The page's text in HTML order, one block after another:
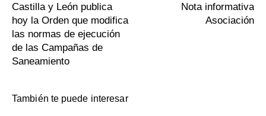
Castilla y León publica
hoy la Orden que modifica
las normas de ejecución
de las Campañas de
Saneamiento
Nota informativa
Asociación
También te puede interesar